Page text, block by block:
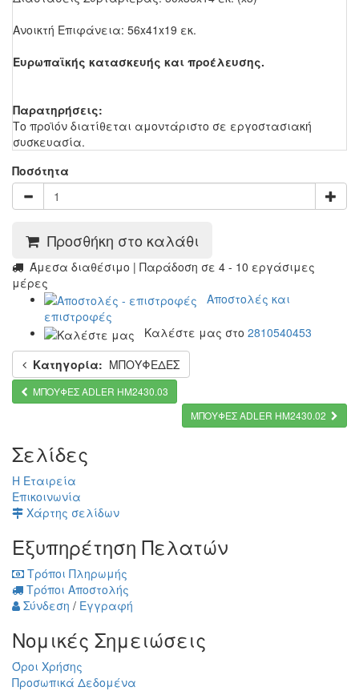
Ανοικτή Επιφάνεια: 56x41x19 εκ.
Ευρωπαϊκής κατασκευής και προέλευσης.
Παρατηρήσεις:
Το προϊόν διατίθεται αμοντάριστο σε εργοστασιακή
συσκευασία.
Ποσότητα
Προσθήκη στο καλάθι
Άμεσα διαθέσιμο | Παράδοση σε 4 - 10 εργάσιμες
μέρες
Αποστολές και
επιστροφές
Καλέστε μας στο 2810540453
Κατηγορία: ΜΠΟΥΦΕΔΕΣ
ΜΠΟΥΦΕΣ ADLER HM2430.03
ΜΠΟΥΦΕΣ ADLER HM2430.02
Σελίδες
Η Εταιρεία
Επικοινωνία
Χάρτης σελίδων
Εξυπηρέτηση Πελατών
Τρόποι Πληρωμής
Τρόποι Αποστολής
Σύνδεση / Εγγραφή
Νομικές Σημειώσεις
Όροι Χρήσης
Προσωπικά Δεδομένα